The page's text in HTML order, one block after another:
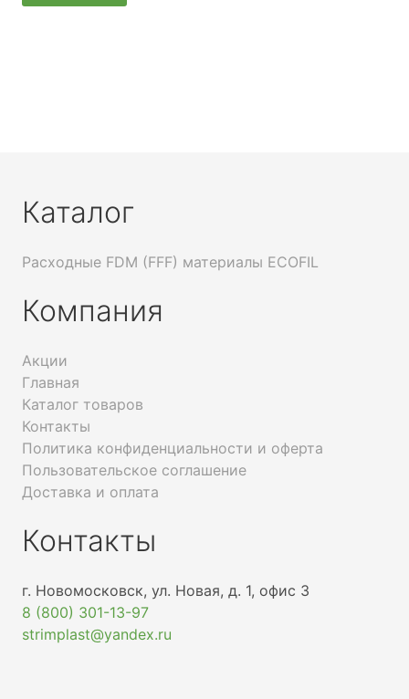
Каталог
Расходные FDM (FFF) материалы ECOFIL
Компания
Акции
Главная
Каталог товаров
Контакты
Политика конфиденциальности и оферта
Пользовательское соглашение
Доставка и оплата
Контакты
г. Новомосковск, ул. Новая, д. 1, офис 3
8 (800) 301-13-97
strimplast@yandex.ru